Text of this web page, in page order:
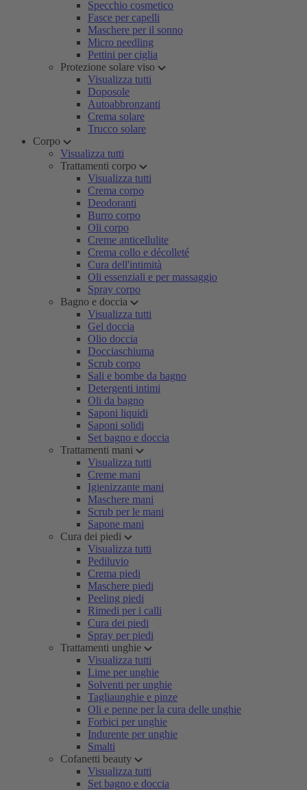
Specchio cosmetico
Fasce per capelli
Maschere per il sonno
Micro needling
Pettini per ciglia
Protezione solare viso
Visualizza tutti
Doposole
Autoabbronzanti
Crema solare
Trucco solare
Corpo
Visualizza tutti
Trattamenti corpo
Visualizza tutti
Crema corpo
Deodoranti
Burro corpo
Oli corpo
Creme anticellulite
Crema collo e décolleté
Cura dell'intimità
Oli essenziali e per massaggio
Spray corpo
Bagno e doccia
Visualizza tutti
Gel doccia
Olio doccia
Docciaschiuma
Scrub corpo
Sali e bombe da bagno
Detergenti intimi
Oli da bagno
Saponi liquidi
Saponi solidi
Set bagno e doccia
Trattamenti mani
Visualizza tutti
Creme mani
Igienizzante mani
Maschere mani
Scrub per le mani
Sapone mani
Cura dei piedi
Visualizza tutti
Pediluvio
Crema piedi
Maschere piedi
Peeling piedi
Rimedi per i calli
Cura dei piedi
Spray per piedi
Trattamenti unghie
Visualizza tutti
Lime per unghie
Solventi per unghie
Tagliaunghie e pinze
Oli e penne per la cura delle unghie
Forbici per unghie
Indurente per unghie
Smalti
Cofanetti beauty
Visualizza tutti
Set bagno e doccia